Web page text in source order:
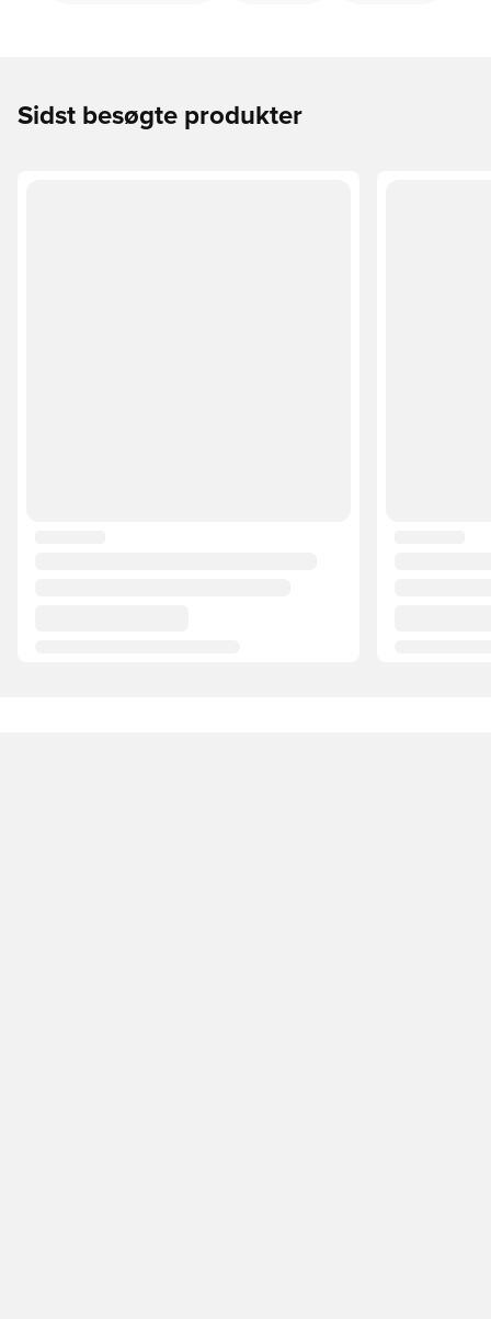
Sidst besøgte produkter